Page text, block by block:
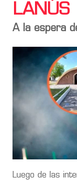
LANÚS
A la espera
Luego de las